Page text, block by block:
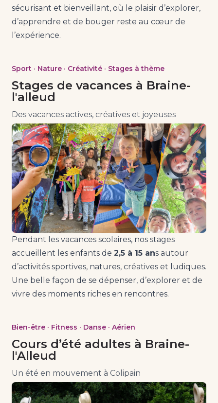
sécurisant et bienveillant, où le plaisir d’explorer,
d’apprendre et de bouger reste au cœur de
l’expérience.
Sport · Nature · Créativité · Stages à thème
Stages de vacances à Braine-
l'alleud
Des vacances actives, créatives et joyeuses
Pendant les vacances scolaires, nos stages
accueillent les enfants de 2,5 à 15 ans autour
d’activités sportives, natures, créatives et ludiques.
Une belle façon de se dépenser, d’explorer et de
vivre des moments riches en rencontres.
Bien-être · Fitness · Danse · Aérien
Cours d’été adultes à Braine-
l'Alleud
Un été en mouvement à Colipain